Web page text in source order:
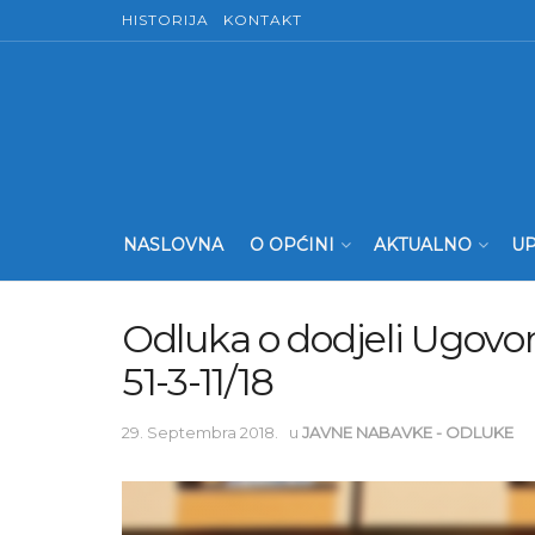
HISTORIJA KONTAKT
NASLOVNA O OPĆINI AKTUALNO
Odluka o dodjeli
51-3-11/18
29. Septembra 2018. u JAVNE NABAVKE - ODLUKE